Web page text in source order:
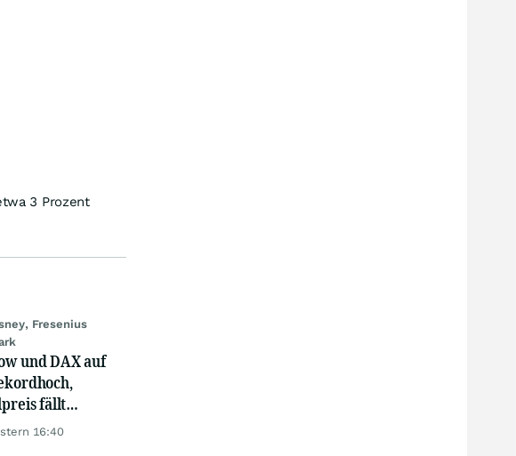
3 Prozent
Fresenius
und DAX auf
fällt
Gold legt
16:40